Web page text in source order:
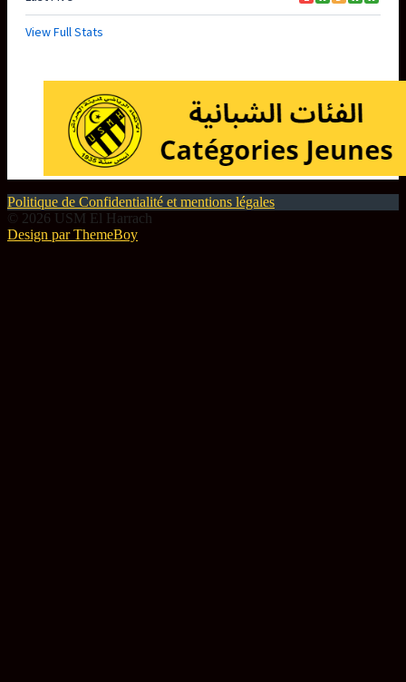
Politique de Confidentialité et mentions légales
© 2026 USM El Harrach
Design par ThemeBoy